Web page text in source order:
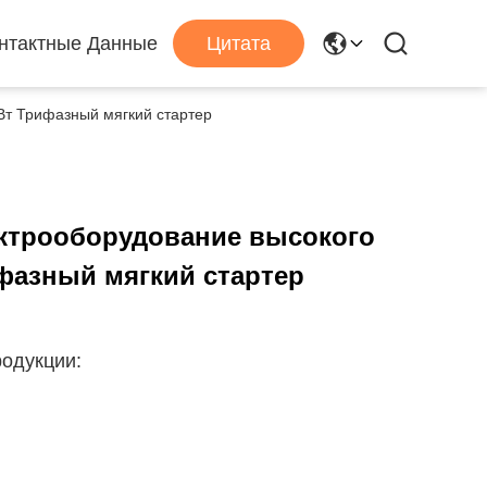
Данные Цитата
Трифазный мягкий стартер
высокого
мягкий стартер